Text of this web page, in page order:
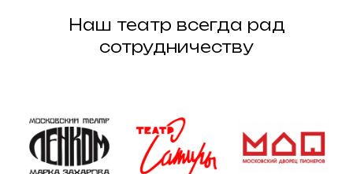
Наш театр всегда рад
сотрудничеству